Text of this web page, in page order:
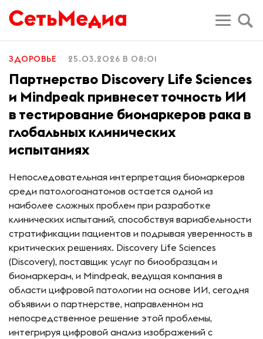
ЗДОРОВЬЕ 25.03.2026 В 08:01
Партнерство Discovery Life Sciences
и Mindpeak привнесет точность ИИ
в тестирование биомаркеров рака в
глобальных клинических
испытаниях
Непоследовательная интерпретация биомаркеров
среди патологоанатомов остается одной из
наиболее сложных проблем при разработке
клинических испытаний, способствуя вариабельности
стратификации пациентов и подрывая уверенность в
критических решениях. Discovery Life Sciences
(Discovery), поставщик услуг по биообразцам и
биомаркерам, и Mindpeak, ведущая компания в
области цифровой патологии на основе ИИ, сегодня
объявили о партнерстве, направленном на
непосредственное решение этой проблемы,
интегрируя цифровой анализ изображений с